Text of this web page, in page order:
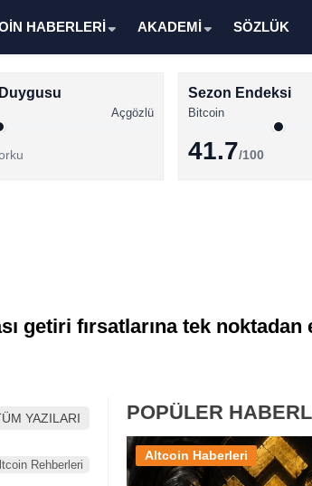
HABERLERİ AKADEMİ SÖZLÜK
Duygusu
Açgözlü
Sezon Endeksi
Bitcoin
41.7/100
getiri fırsatlarına tek noktadan
YAZILARI
Rehberleri
POPÜLER
Altcoin Haberleri